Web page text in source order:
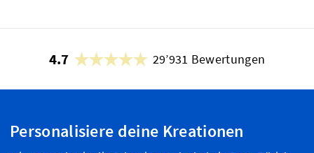
4.7 29’931 Bewertungen
Personalisiere deine Kreationen